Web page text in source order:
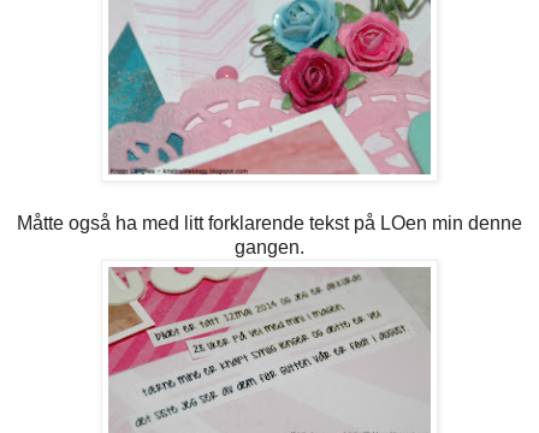
Måtte også ha med litt forklarende tekst på LOen min denne
gangen.